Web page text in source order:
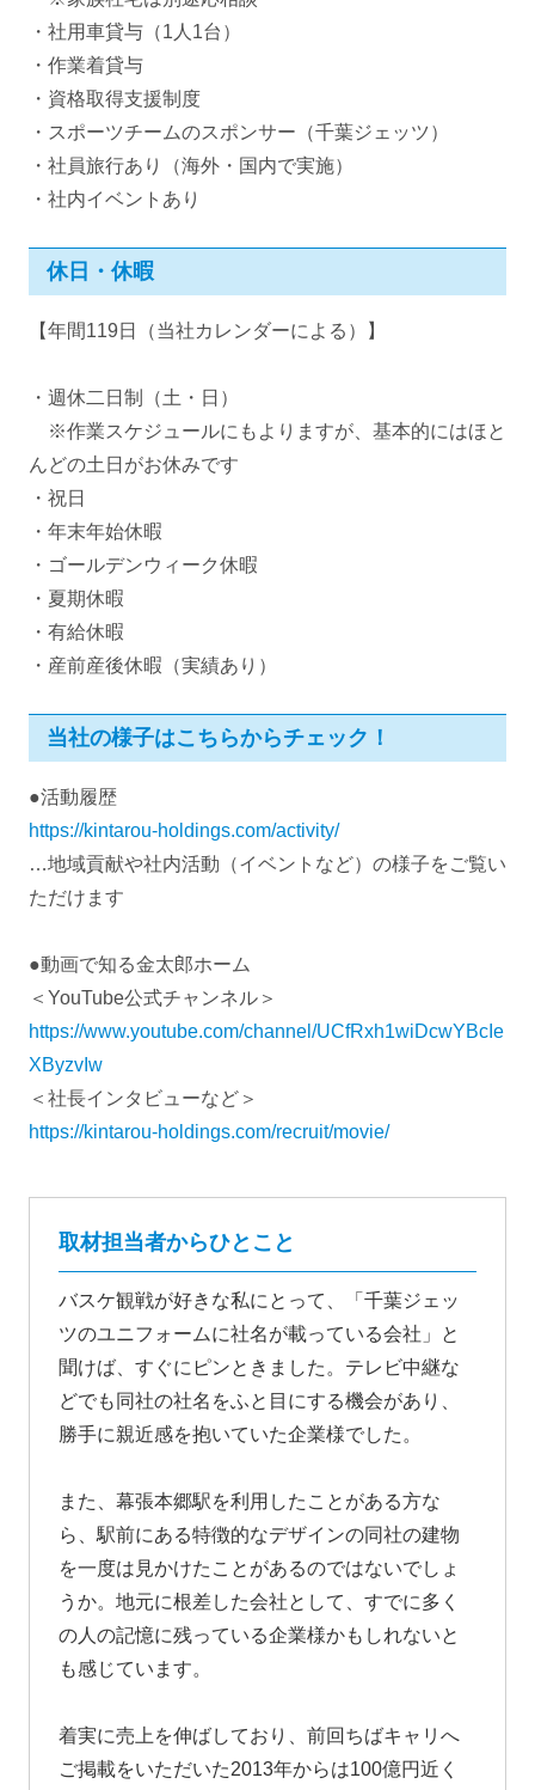
・社用車貸与（1人1台）
・作業着貸与
・資格取得支援制度
・スポーツチームのスポンサー（千葉ジェッツ）
・社員旅行あり（海外・国内で実施）
・社内イベントあり
休日・休暇
【年間119日（当社カレンダーによる）】
・週休二日制（土・日）
※作業スケジュールにもよりますが、基本的にはほと
んどの土日がお休みです
・祝日
・年末年始休暇
・ゴールデンウィーク休暇
・夏期休暇
・有給休暇
・産前産後休暇（実績あり）
当社の様子はこちらからチェック！
●活動履歴
https://kintarou-holdings.com/activity/
…地域貢献や社内活動（イベントなど）の様子をご覧い
ただけます
●動画で知る金太郎ホーム
＜YouTube公式チャンネル＞
https://www.youtube.com/channel/UCfRxh1wiDcwYBcIe
XByzvIw
＜社長インタビューなど＞
https://kintarou-holdings.com/recruit/movie/
取材担当者からひとこと
バスケ観戦が好きな私にとって、「千葉ジェッ
ツのユニフォームに社名が載っている会社」と
聞けば、すぐにピンときました。テレビ中継な
どでも同社の社名をふと目にする機会があり、
勝手に親近感を抱いていた企業様でした。
また、幕張本郷駅を利用したことがある方な
ら、駅前にある特徴的なデザインの同社の建物
を一度は見かけたことがあるのではないでしょ
うか。地元に根差した会社として、すでに多く
の人の記憶に残っている企業様かもしれないと
も感じています。
着実に売上を伸ばしており、前回ちばキャリへ
ご掲載をいただいた2013年からは100億円近く